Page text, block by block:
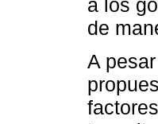
a los
de
A